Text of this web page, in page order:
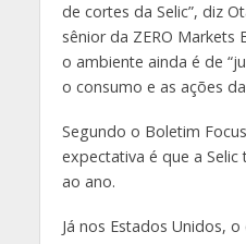
de cortes da Selic”, diz
sênior da ZERO Markets
o ambiente ainda é de
o consumo e as ações da
Segundo o Boletim
expectativa é que a Selic
ao ano.
Já nos Estados Unidos,